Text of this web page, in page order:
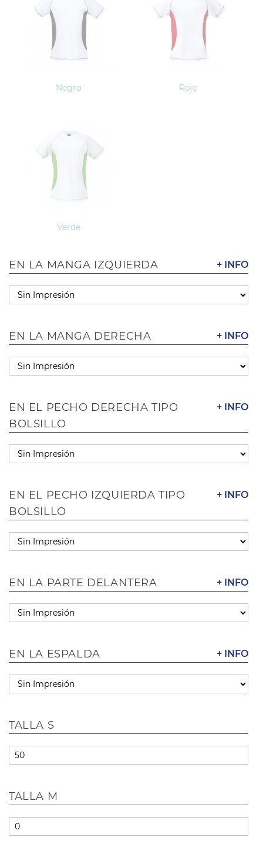
Negro Rojo
Verde
+ INFO
EN LA MANGA IZQUIERDA
+ INFO
EN LA MANGA DERECHA
+ INFO
EN EL PECHO DERECHA TIPO
BOLSILLO
+ INFO
EN EL PECHO IZQUIERDA TIPO
BOLSILLO
+ INFO
EN LA PARTE DELANTERA
+ INFO
EN LA ESPALDA
TALLA S
TALLA M